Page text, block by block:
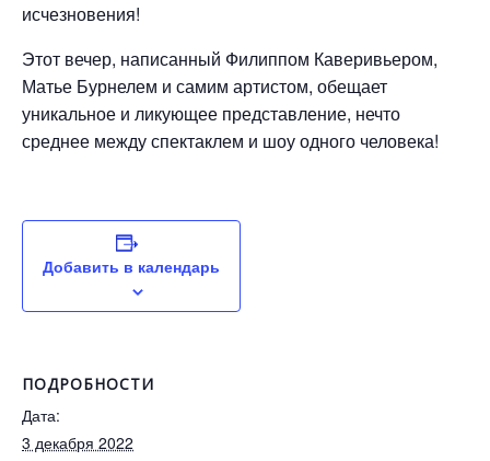
исчезновения!
Этот вечер, написанный Филиппом Каверивьером,
Матье Бурнелем и самим артистом, обещает
уникальное и ликующее представление, нечто
среднее между спектаклем и шоу одного человека!
Добавить в календарь
ПОДРОБНОСТИ
Дата:
3 декабря 2022